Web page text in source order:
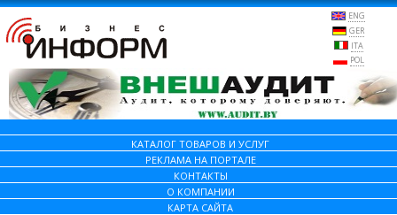
ENG
GER
ITA
POL
КАТАЛОГ ТОВАРОВ И УСЛУГ
РЕКЛАМА НА ПОРТАЛЕ
КОНТАКТЫ
О КОМПАНИИ
КАРТА САЙТА